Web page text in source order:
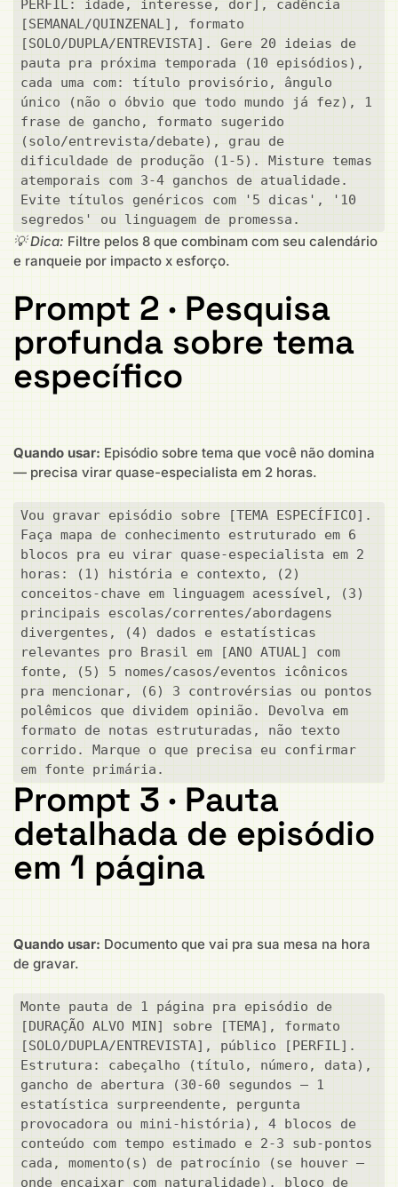
PERFIL: idade, interesse, dor], cadência
[SEMANAL/QUINZENAL], formato
[SOLO/DUPLA/ENTREVISTA]. Gere 20 ideias de
pauta pra próxima temporada (10 episódios),
cada uma com: título provisório, ângulo
único (não o óbvio que todo mundo já fez), 1
frase de gancho, formato sugerido
(solo/entrevista/debate), grau de
dificuldade de produção (1-5). Misture temas
atemporais com 3-4 ganchos de atualidade.
Evite títulos genéricos com '5 dicas', '10
segredos' ou linguagem de promessa.
💡 Dica: Filtre pelos 8 que combinam com seu calendário
e ranqueie por impacto x esforço.
Prompt 2 · Pesquisa
profunda sobre tema
específico
Quando usar: Episódio sobre tema que você não domina
— precisa virar quase-especialista em 2 horas.
Vou gravar episódio sobre [TEMA ESPECÍFICO].
Faça mapa de conhecimento estruturado em 6
blocos pra eu virar quase-especialista em 2
horas: (1) história e contexto, (2)
conceitos-chave em linguagem acessível, (3)
principais escolas/correntes/abordagens
divergentes, (4) dados e estatísticas
relevantes pro Brasil em [ANO ATUAL] com
fonte, (5) 5 nomes/casos/eventos icônicos
pra mencionar, (6) 3 controvérsias ou pontos
polêmicos que dividem opinião. Devolva em
formato de notas estruturadas, não texto
corrido. Marque o que precisa eu confirmar
em fonte primária.
Prompt 3 · Pauta
detalhada de episódio
em 1 página
Quando usar: Documento que vai pra sua mesa na hora
de gravar.
Monte pauta de 1 página pra episódio de
[DURAÇÃO ALVO MIN] sobre [TEMA], formato
[SOLO/DUPLA/ENTREVISTA], público [PERFIL].
Estrutura: cabeçalho (título, número, data),
gancho de abertura (30-60 segundos — 1
estatística surpreendente, pergunta
provocadora ou mini-história), 4 blocos de
conteúdo com tempo estimado e 2-3 sub-pontos
cada, momento(s) de patrocínio (se houver —
onde encaixar com naturalidade), bloco de